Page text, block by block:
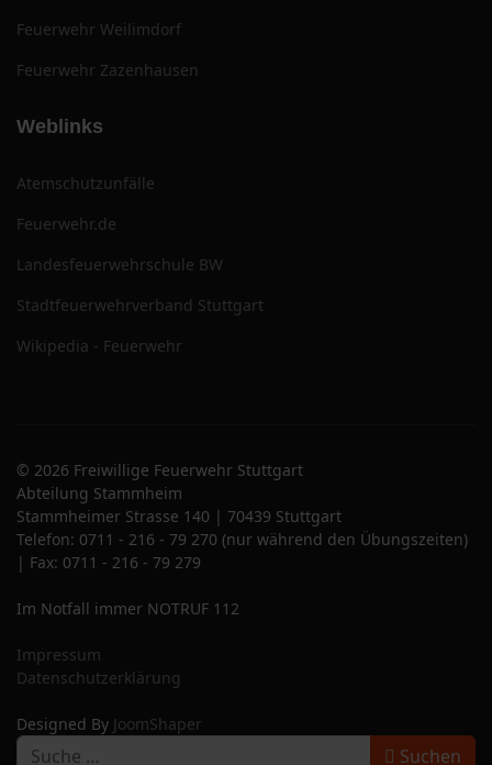
Feuerwehr Weilimdorf
Feuerwehr Zazenhausen
Weblinks
Atemschutzunfälle
Feuerwehr.de
Landesfeuerwehrschule BW
Stadtfeuerwehrverband Stuttgart
Wikipedia - Feuerwehr
© 2026 Freiwillige Feuerwehr Stuttgart
Abteilung Stammheim
Stammheimer Strasse 140 | 70439 Stuttgart
Telefon: 0711 - 216 - 79 270 (nur während den Übungszeiten)
| Fax: 0711 - 216 - 79 279
Im Notfall immer NOTRUF 112
Impressum
Datenschutzerklärung
Designed By JoomShaper
Suchen